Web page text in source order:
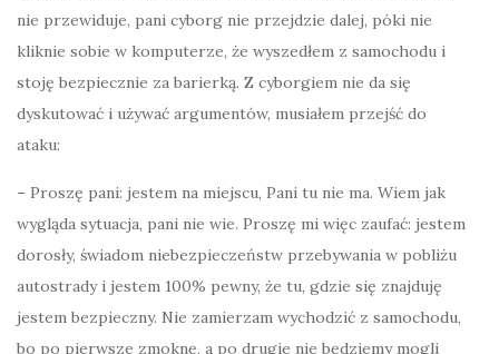
nie przewiduje, pani cyborg nie przejdzie dalej, póki nie
kliknie sobie w komputerze, że wyszedłem z samochodu i
stoję bezpiecznie za barierką. Z cyborgiem nie da się
dyskutować i używać argumentów, musiałem przejść do
ataku:
– Proszę pani: jestem na miejscu, Pani tu nie ma. Wiem jak
wygląda sytuacja, pani nie wie. Proszę mi więc zaufać: jestem
dorosły, świadom niebezpieczeństw przebywania w pobliżu
autostrady i jestem 100% pewny, że tu, gdzie się znajduję
jestem bezpieczny. Nie zamierzam wychodzić z samochodu,
bo po pierwsze zmoknę, a po drugie nie będziemy mogli